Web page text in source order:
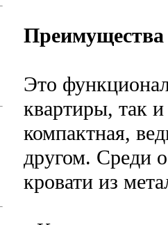
Преимущества
Это
квартиры, так
компактная,
другом. Среди
кровати из